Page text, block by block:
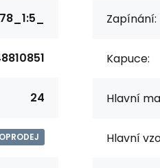
24
Zapínání:
Kapuce:
Hlavní
Hlavní